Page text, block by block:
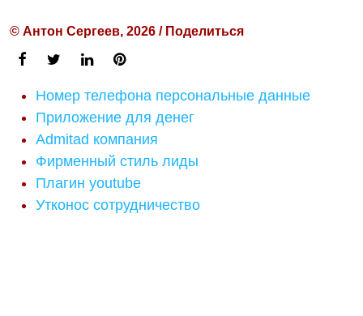
© Антон Сергеев, 2026 / Поделиться
Номер телефона персональные данные
Приложение для денег
Admitad компания
Фирменный стиль лиды
Плагин youtube
Утконос сотрудничество